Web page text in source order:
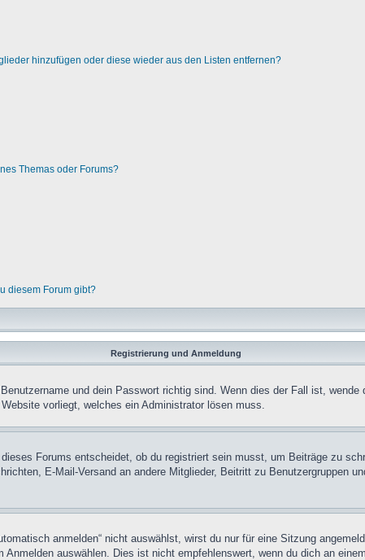
hinzufügen oder diese wieder aus den Listen entfernen?
Themas oder Forums?
diesem Forum gibt?
Registrierung und Anmeldung
und dein Passwort richtig sind. Wenn dies der Fall ist,
vorliegt, welches ein Administrator lösen muss.
Forums entscheidet, ob du registriert sein musst, um Beiträge zu
E-Mail-Versand an andere Mitglieder, Beitritt zu Benutzergruppen
anmelden“ nicht auswählst, wirst du nur für eine Sitzung
auswählen. Dies ist nicht empfehlenswert, wenn du dich an